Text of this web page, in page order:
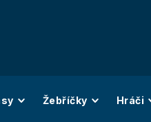
Žebříčky Hráči